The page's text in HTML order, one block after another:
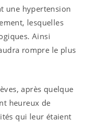
une hypertension
lesquelles
Ainsi
rompre le plus
après quelque
heureux de
qui leur étaient